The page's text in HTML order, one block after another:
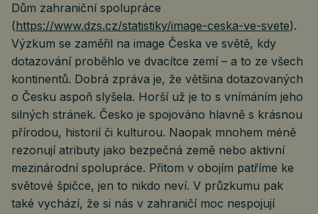
Dům zahraniční spolupráce
(https://www.dzs.cz/statistiky/image-ceska-ve-svete).
Výzkum se zaměřil na image Česka ve světě, kdy
dotazování proběhlo ve dvacítce zemí – a to ze všech
kontinentů. Dobrá zpráva je, že většina dotazovaných
o Česku aspoň slyšela. Horší už je to s vnímáním jeho
silných stránek. Česko je spojováno hlavně s krásnou
přírodou, historií či kulturou. Naopak mnohem méně
rezonují atributy jako bezpečná země nebo aktivní
mezinárodní spolupráce. Přitom v obojím patříme ke
světové špičce, jen to nikdo neví. V průzkumu pak
také vychází, že si nás v zahraničí moc nespojují